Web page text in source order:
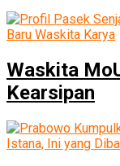
Waskita
Kearsipan